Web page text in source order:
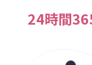
24時間